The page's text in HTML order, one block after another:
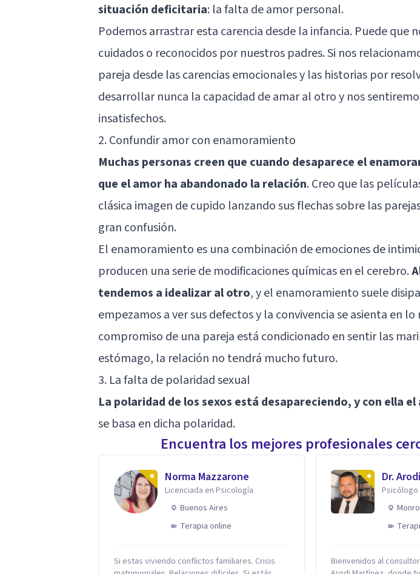
situación deficitaria: la falta de amor personal.
Podemos arrastrar esta carencia desde la infancia. Puede que
cuidados o reconocidos por nuestros padres. Si nos
pareja desde las carencias emocionales y las historias por
desarrollar nunca la capacidad de amar al otro y nos
insatisfechos.
2. Confundir amor con enamoramiento
Muchas personas creen que cuando desaparece el
que el amor ha abandonado la relación. Creo que las
clásica imagen de cupido lanzando sus flechas sobre las
gran confusión.
El enamoramiento es una combinación de emociones de
producen una serie de modificaciones químicas en el cerebro.
tendemos a idealizar al otro, y el enamoramiento suele
empezamos a ver sus defectos y la convivencia se asienta en lo
compromiso de una pareja está condicionado en sentir las
estómago, la relación no tendrá mucho futuro.
3. La falta de polaridad sexual
La polaridad de los sexos está desapareciendo, y con ella
se basa en dicha polaridad.
Encuentra los mejores profesionales
Norma Mazzarone
Licenciada en Psicología
Buenos Aires
Terapia online
Si estas viviendo conflictos familiares. Crisis
Dr.
Psicólogo
Bienvenidos al